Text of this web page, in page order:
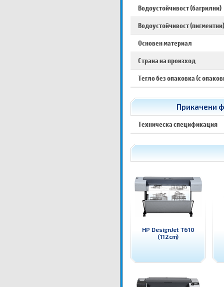
Водоустойчивост (багрилни)
Водоустойчивост (пигментни)
Основен материал
Страна на произход
Тегло без опаковка (с
Прикачени
Техническа спецификация
HP DesignJet T610
(112cm)